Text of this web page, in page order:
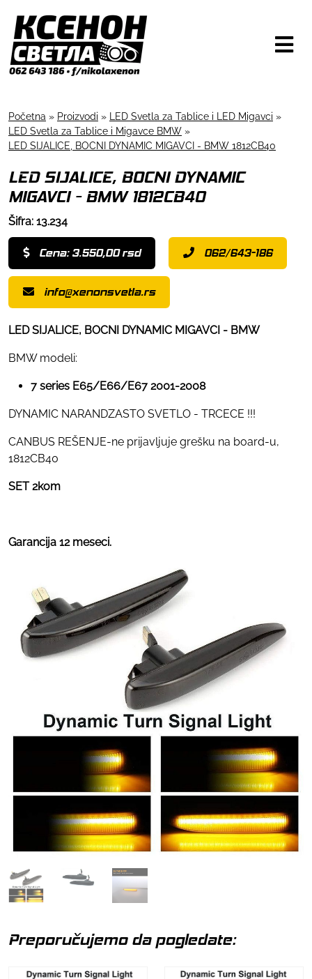
Početna » Proizvodi » LED Svetla za Tablice i LED Migavci »
LED Svetla za Tablice i Migavce BMW »
LED SIJALICE, BOCNI DYNAMIC MIGAVCI - BMW 1812CB40
LED SIJALICE, BOCNI DYNAMIC
MIGAVCI - BMW 1812CB40
Šifra: 13.234
Cena: 3.550,00 rsd 062/643-186
info@xenonsvetla.rs
LED SIJALICE, BOCNI DYNAMIC MIGAVCI - BMW
BMW modeli:
7 series E65/E66/E67 2001-2008
DYNAMIC NARANDZASTO SVETLO - TRCECE !!!
CANBUS REŠENJE-ne prijavljuje grešku na board-u,
1812CB40
SET 2kom
Garancija 12 meseci.
Preporučujemo da pogledate: